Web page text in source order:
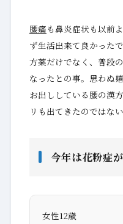
腰痛 も鼻炎症状も以前
ず生活出来て良かった
方薬だけでなく、普段
なったとの事。思わぬ
お出ししている腰の漢
リも出てきたのではな
今年は花粉症
女性12歳